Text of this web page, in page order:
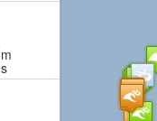
m
s